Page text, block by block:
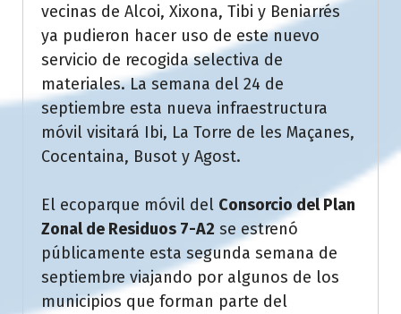
vecinas de Alcoi, Xixona, Tibi y Beniarrés
ya pudieron hacer uso de este nuevo
servicio de recogida selectiva de
materiales. La semana del 24 de
septiembre esta nueva infraestructura
móvil visitará Ibi, La Torre de les Maçanes,
Cocentaina, Busot y Agost.
El ecoparque móvil del Consorcio del Plan
Zonal de Residuos 7-A2 se estrenó
públicamente esta segunda semana de
septiembre viajando por algunos de los
municipios que forman parte del